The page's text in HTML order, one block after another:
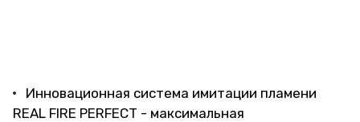
Инновационная система имитации пламени
REAL FIRE PERFECT - максимальная